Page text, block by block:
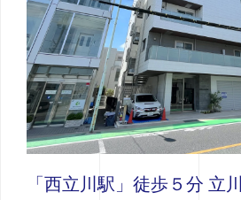
「西立川駅」徒歩５分 立